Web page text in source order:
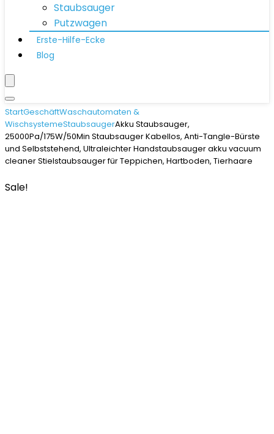
Staubsauger
Putzwagen
Erste-Hilfe-Ecke
Blog
StartGeschäftWaschautomaten &
WischsystemeStaubsaugerAkku Staubsauger,
25000Pa/175W/50Min Staubsauger Kabellos, Anti-Tangle-Bürste
und Selbststehend, Ultraleichter Handstaubsauger akku vacuum
cleaner Stielstaubsauger für Teppichen, Hartboden, Tierhaare
Sale!